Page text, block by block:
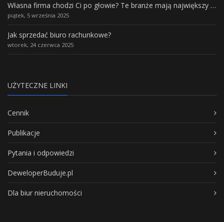
Własna firma chodzi Ci po głowie? Te branże mają największy potencjał rozwoju
piątek, 5 września 2025
Jak sprzedać biuro rachunkowe?
wtorek, 24 czerwca 2025
UŻYTECZNE LINKI
Cennik
Publikacje
Pytania i odpowiedzi
DeweloperBuduje.pl
Dla biur nieruchomości